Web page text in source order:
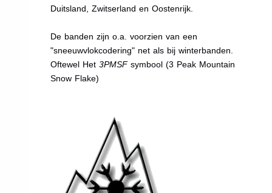
Duitsland, Zwitserland en Oostenrijk.
De banden zijn o.a. voorzien van een
"sneeuwvlokcodering" net als bij winterbanden.
Oftewel Het3PMSFsymbool (3 Peak Mountain
Snow Flake)